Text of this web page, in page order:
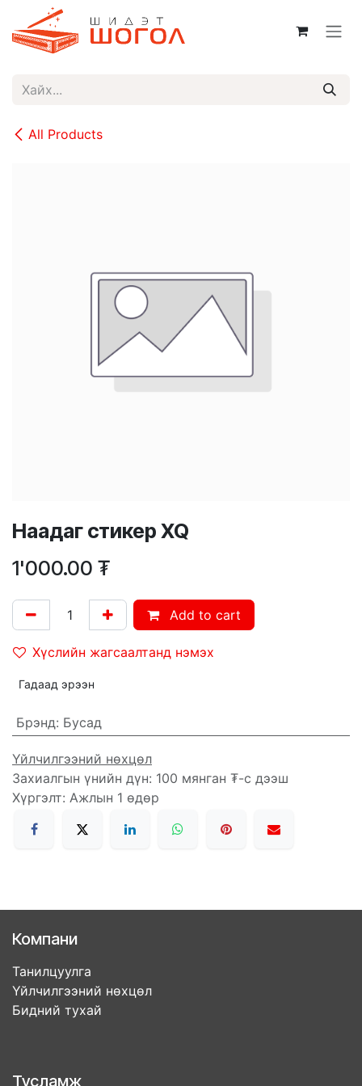
Skip to Content
All Products
Наадаг стикер XQ
1'000.00 ₮
Add to cart
Хүслийн жагсаалтанд нэмэх
Гадаад эрээн
Брэнд: Бусад
Үйлчилгээний нөхцөл
Захиалгын үнийн дүн: 100 мянган ₮-с дээш
Хүргэлт: Ажлын 1 өдөр
Компани
Танилцуулга
Үйлчилгээний нөхцөл
Бидний тухай
Тусламж